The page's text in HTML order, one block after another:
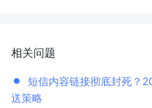
相关问题
短信内容链接彻底封死？
送策略